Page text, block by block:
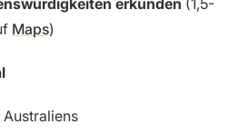
erkunden (1,5-
Maps)